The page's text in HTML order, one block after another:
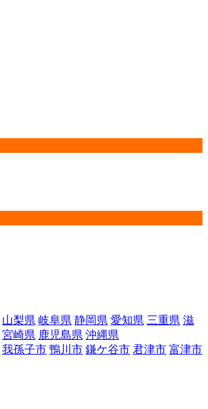
山梨県 岐阜県 静岡県 愛知県 三重県 滋
宮崎県 鹿児島県 沖縄県
我孫子市 鴨川市 鎌ケ谷市 君津市 富津市